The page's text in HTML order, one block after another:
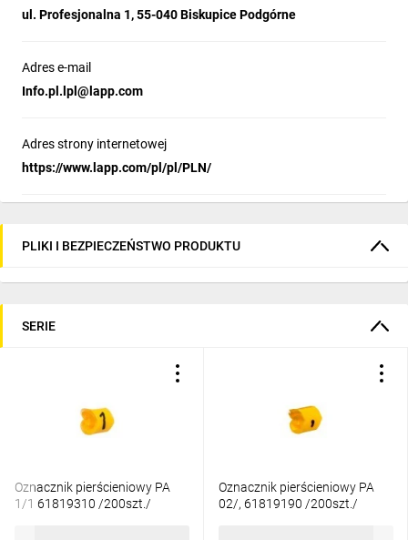
ul. Profesjonalna 1, 55-040 Biskupice Podgórne
Adres e-mail
Info.pl.lpl@lapp.com
Adres strony internetowej
https://www.lapp.com/pl/pl/PLN/
PLIKI I BEZPIECZEŃSTWO PRODUKTU
SERIE
Oznacznik pierścieniowy PA
1/1 61819310 /200szt./
Oznacznik pierścieniowy PA
02/, 61819190 /200szt./